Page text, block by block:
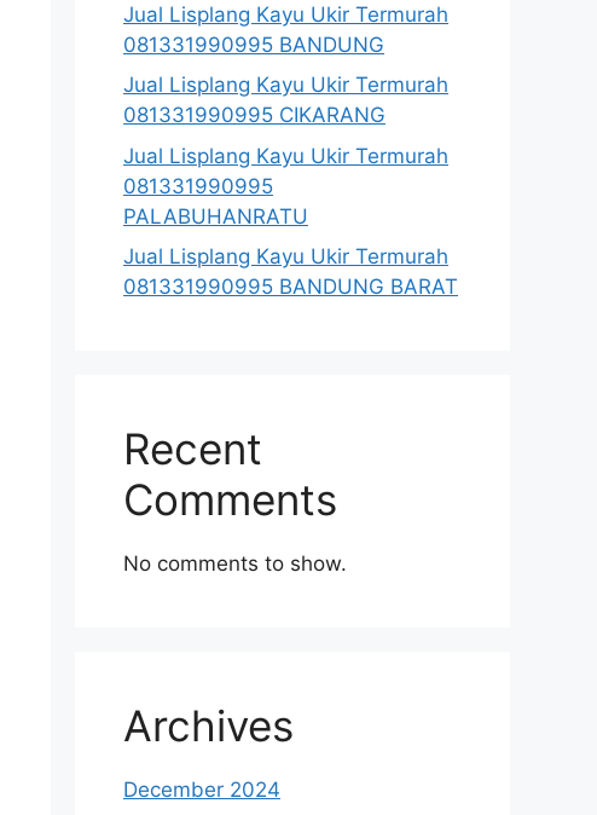
Jual Lisplang Kayu Ukir Termurah
081331990995 BANDUNG
Jual Lisplang Kayu Ukir Termurah
081331990995 CIKARANG
Jual Lisplang Kayu Ukir Termurah
081331990995
PALABUHANRATU
Jual Lisplang Kayu Ukir Termurah
081331990995 BANDUNG BARAT
Recent
Comments
No comments to show.
Archives
December 2024